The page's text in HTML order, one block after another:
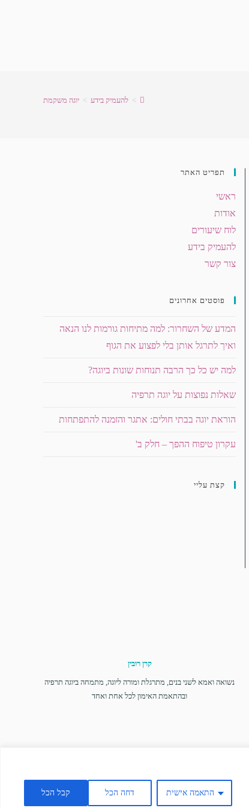
התאמה אישית דחה הכל קבל הכל
> להעמיק בידע > יוגה משקמת
תפריט האתר
ראשי
אודות
לוח שיעורים
להעמיק בידע
צור קשר
פוסטים אחרונים
המדע של השחרור: למה מתיחות גורמות לנו הנאה
ואיך לתרגל אותן בלי לפצוע את הגוף
למה יש כל כך הרבה תנוחות שונות ביוגה?
שאלות נפוצות על יוגה תרפיה
הוראת יוגה בבתי חולים: אתגר והזמנה להתפתחות
עקרון טיפוח ההפך – חלק ב'
קצת עליי
קרן רובין
נשואה ואמא לשני בנים, מתרגלת ומורה ליוגה, מתמחה ביוגה תרפיה
ובהתאמת האימון לכל אחת ואחד